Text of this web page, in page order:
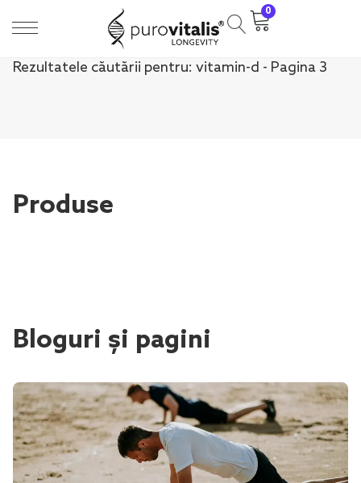
0
Rezultatele căutării pentru: vitamin-d - Pagina 3
Produse
Bloguri și pagini